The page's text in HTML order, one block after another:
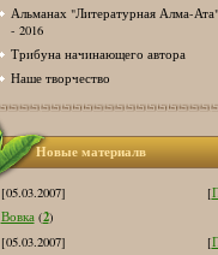
Альманах "Литературная Алма-Ата"
- 2016
Трибуна начинающего автора
Наше творчество
Новые материалв
[05.03.2007] [
Вовка (2)
[05.03.2007]
[